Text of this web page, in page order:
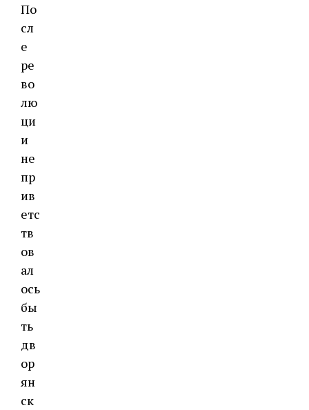
По
сл
е
ре
во
лю
ци
и
не
пр
ив
етс
тв
ов
ал
ось
бы
ть
дв
ор
ян
ск